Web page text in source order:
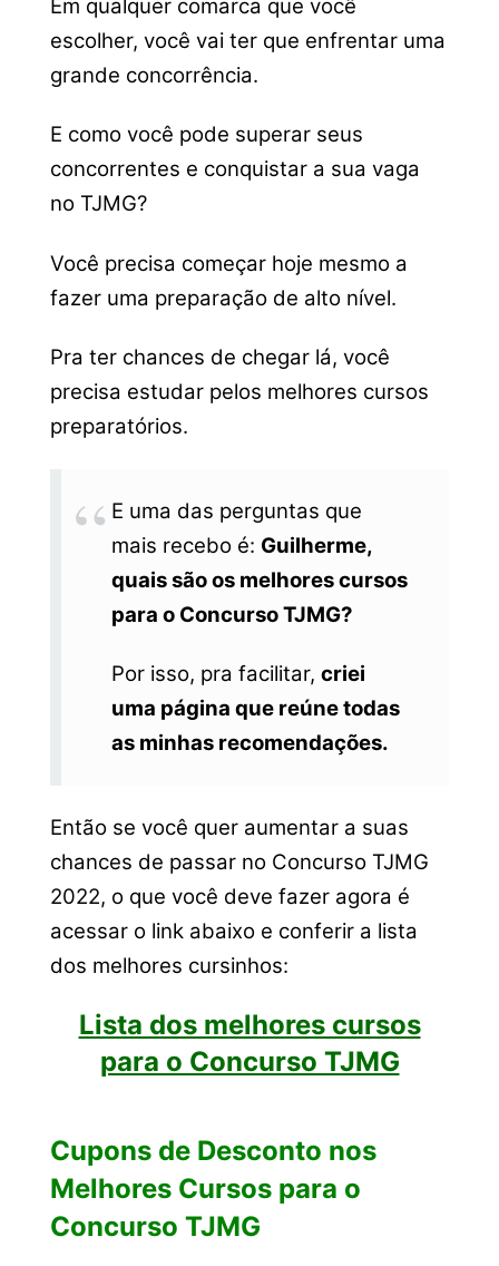
Em qualquer comarca que você
escolher, você vai ter que enfrentar uma
grande concorrência.
E como você pode superar seus
concorrentes e conquistar a sua vaga
no TJMG?
Você precisa começar hoje mesmo a
fazer uma preparação de alto nível.
Pra ter chances de chegar lá, você
precisa estudar pelos melhores cursos
preparatórios.
E uma das perguntas que
mais recebo é: Guilherme,
quais são os melhores cursos
para o Concurso TJMG?
Por isso, pra facilitar, criei
uma página que reúne todas
as minhas recomendações.
Então se você quer aumentar a suas
chances de passar no Concurso TJMG
2022, o que você deve fazer agora é
acessar o link abaixo e conferir a lista
dos melhores cursinhos:
Lista dos melhores cursos
para o Concurso TJMG
Cupons de Desconto nos
Melhores Cursos para o
Concurso TJMG